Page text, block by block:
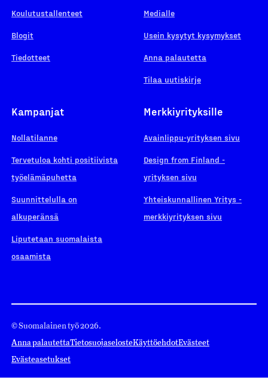
Koulutustallenteet
Blogit
Tiedotteet
Medialle
Usein kysytyt kysymykset
Anna palautetta
Tilaa uutiskirje
Kampanjat
Nollatilanne
Tervetuloa kohti positiivista
työelämäpuhetta
Suunnittelulla on
alkuperänsä
Liputetaan suomalaista
osaamista
Merkkiyrityksille
Avainlippu-yrityksen sivu
Design from Finland -
yrityksen sivu
Yhteiskunnallinen Yritys -
merkkiyrityksen sivu
© Suomalainen työ 2026.
Anna palautettaTietosuojaselosteKäyttöehdotEvästeet
Evästeasetukset